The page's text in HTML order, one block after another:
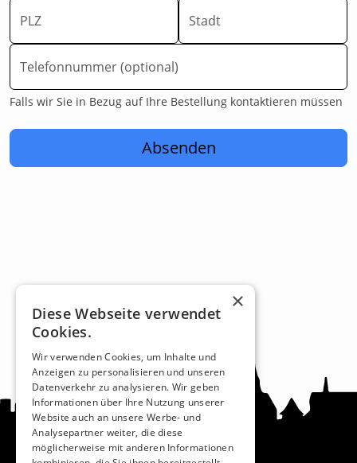
PLZ Stadt
Telefonnummer (optional)
Falls wir Sie in Bezug auf Ihre Bestellung kontaktieren müssen
Absenden
×
Diese Webseite verwendet
Cookies.
Wir verwenden Cookies, um Inhalte und
Anzeigen zu personalisieren und unseren
Datenverkehr zu analysieren. Wir geben
Informationen über Ihre Nutzung unserer
Website auch an unsere Werbe- und
Analysepartner weiter, die diese
möglicherweise mit anderen Informationen